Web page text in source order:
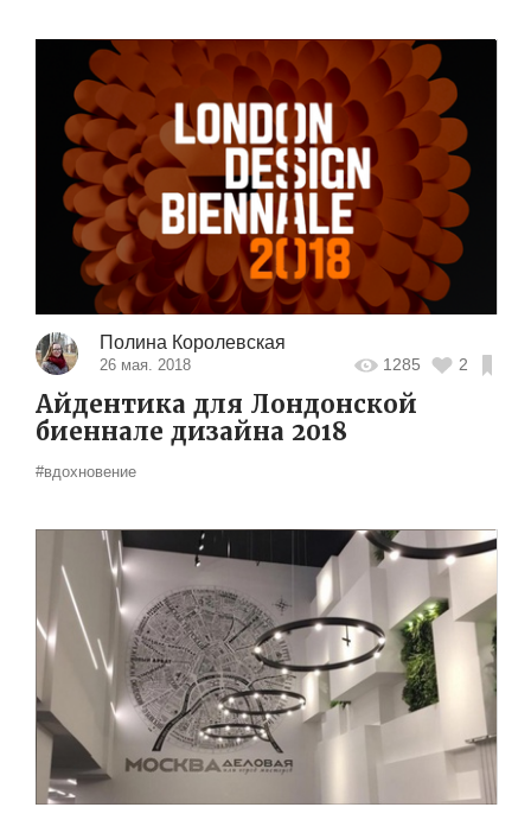
Полина Королевская
26 мая. 2018 1285 2
Айдентика для Лондонской
биеннале дизайна 2018
#вдохновение